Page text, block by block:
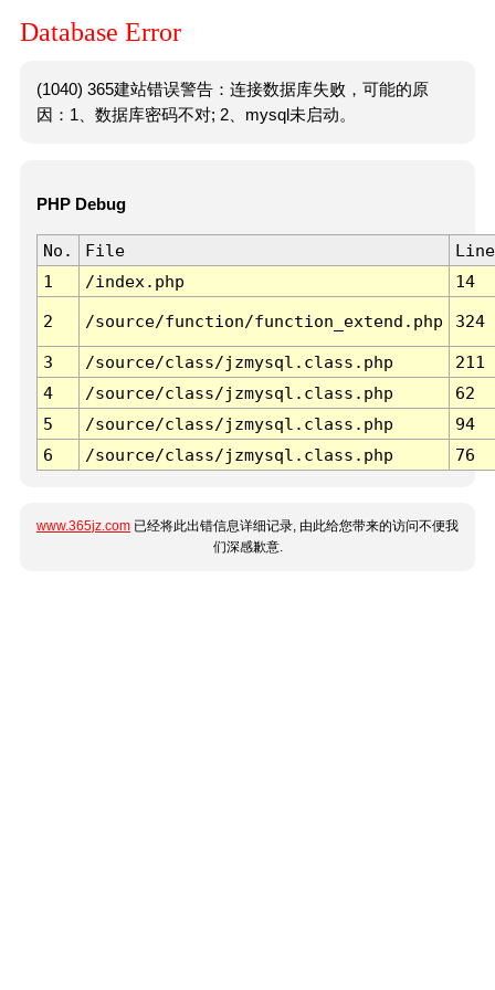
Database Error
(1040) 365建站错误警告：连接数据库失败，可能的原
因：1、数据库密码不对; 2、mysql未启动。
PHP Debug
No. File
Line
1
/index.php 14
2 /source/function/function_extend.php 324
3 /source/class/jzmysql.class.php
211
4
/source/class/jzmysql.class.php
62
5
/source/class/jzmysql.class.php
94
6
/source/class/jzmysql.class.php 76
www.365jz.com 已经将此出错信息详细记录, 由此给您带来的访问不便我
们深感歉意.